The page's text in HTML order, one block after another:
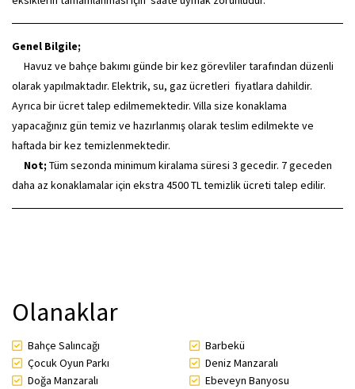
Genel Bilgile;
Havuz ve bahçe bakımı günde bir kez görevliler tarafından düzenli
olarak yapılmaktadır. Elektrik, su, gaz ücretleri fiyatlara dahildir.
Ayrıca bir ücret talep edilmemektedir. Villa size konaklama
yapacağınız gün temiz ve hazırlanmış olarak teslim edilmekte ve
haftada bir kez temizlenmektedir.
Not; Tüm sezonda minimum kiralama süresi 3 gecedir. 7 geceden
daha az konaklamalar için ekstra 4500 TL temizlik ücreti talep edilir.
Olanaklar
Bahçe Salıncağı
Barbekü
Çocuk Oyun Parkı
Deniz Manzaralı
Doğa Manzaralı
Ebeveyn Banyosu